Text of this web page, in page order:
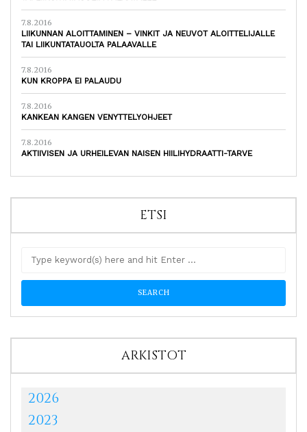
7.8.2016
LIIKUNNAN ALOITTAMINEN – VINKIT JA NEUVOT ALOITTELIJALLE
TAI LIIKUNTATAUOLTA PALAAVALLE
7.8.2016
KUN KROPPA EI PALAUDU
7.8.2016
KANKEAN KANGEN VENYTTELYOHJEET
7.8.2016
AKTIIVISEN JA URHEILEVAN NAISEN HIILIHYDRAATTI-TARVE
ETSI
ARKISTOT
2026
2023